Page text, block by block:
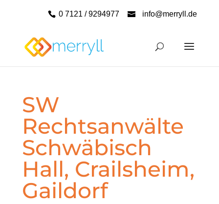
0 7121 / 9294977 info@merryll.de
SW
Rechtsanwälte
Schwäbisch
Hall, Crailsheim,
Gaildorf